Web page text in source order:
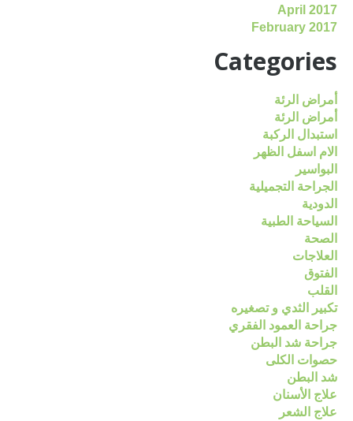
April 2017
February 2017
Categories
أمراض الرئة
أمراض الرئة
استبدال الركبة
الام اسفل الظهر
البواسير
الجراحة التجميلية
الدودية
السياحة الطبية
الصحة
العلاجات
الفتوق
القلب
تكبير الثدي و تصغيره
جراحة العمود الفقري
جراحة شد البطن
حصوات الكلى
شد البطن
علاج الأسنان
علاج الشعر